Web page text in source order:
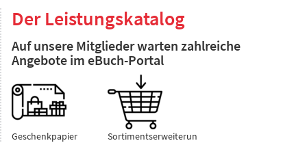
Der Leistungskatalog
Auf unsere Mitglieder warten zahlreiche
Angebote im eBuch-Portal
Geschenkpapier
Sortimentserweiterung